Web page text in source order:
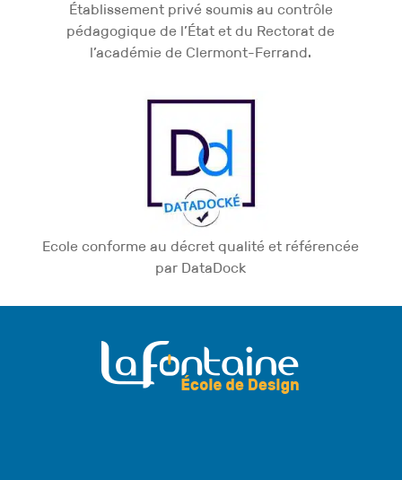
Établissement privé soumis au contrôle
pédagogique de l’État et du Rectorat de
l’académie de Clermont-Ferrand.
Ecole conforme au décret qualité et référencée
par DataDock